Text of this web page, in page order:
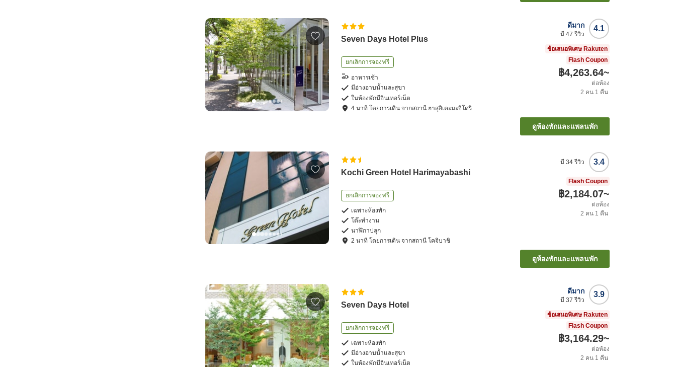
Seven Days Hotel Plus
ยกเลิกการจองฟรี
อาหารเช้า
มีอ่างอาบน้ำและสุขา
ในห้องพักมีอินเทอร์เน็ต
4 นาที โดยการเดิน จากสถานี ฮาสุอิเคะมะจิโดริ
4.1
ดีมาก
มี 47 รีวิว
ข้อเสนอพิเศษ Rakuten
Flash Coupon
฿4,263.64~
ต่อห้อง
2 คน 1 คืน
ดูห้องพักและแพลนพัก
Kochi Green Hotel Harimayabashi
ยกเลิกการจองฟรี
เฉพาะห้องพัก
โต๊ะทำงาน
นาฬิกาปลุก
2 นาที โดยการเดิน จากสถานี โคจิบาชิ
3.4
มี 34รีวิว
Flash Coupon
฿2,184.07~
ต่อห้อง
2 คน 1 คืน
ดูห้องพักและแพลนพัก
Seven Days Hotel
ยกเลิกการจองฟรี
เฉพาะห้องพัก
มีอ่างอาบน้ำและสุขา
ในห้องพักมีอินเทอร์เน็ต
3.9
ดีมาก
มี 37 รีวิว
ข้อเสนอพิเศษ Rakuten
Flash Coupon
฿3,164.29~
ต่อห้อง
2 คน 1 คืน